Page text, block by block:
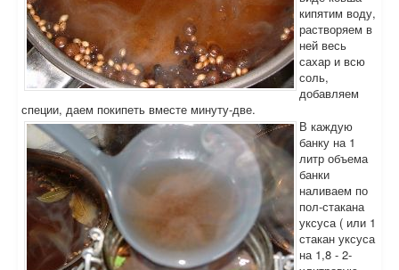
кипятим воду,
растворяем в
ней весь
сахар и всю
соль,
добавляем
специи, даем покипеть вместе минуту-две.
В каждую
банку на 1
литр объема
банки
наливаем по
пол-стакана
уксуса ( или 1
стакан уксуса
на 1,8 - 2-